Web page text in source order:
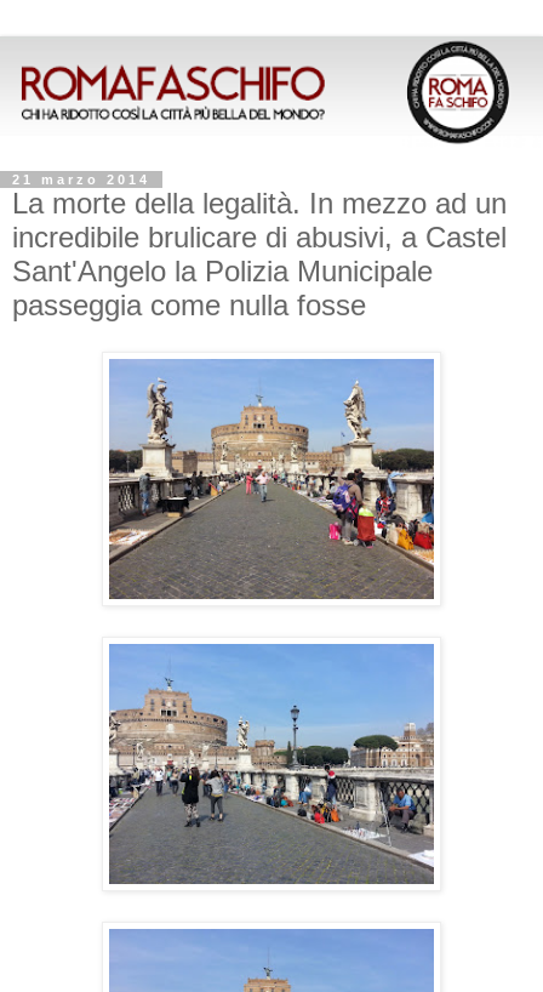
21 marzo 2014
La morte della legalità. In mezzo ad un
incredibile brulicare di abusivi, a Castel
Sant'Angelo la Polizia Municipale
passeggia come nulla fosse